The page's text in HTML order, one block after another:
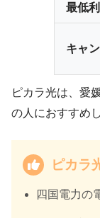
最低
キャ
ピカラ光は、愛
の人におすすめ
ピカラ
四国電力の